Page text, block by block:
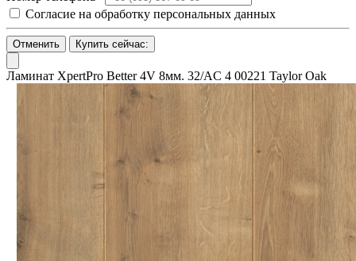
Согласие на обработку персональных данных
Отменить Купить сейчас:
Ламинат XpertPro Better 4V 8мм. 32/AC 4 00221 Taylor Oak